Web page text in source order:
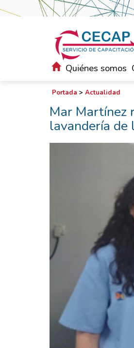
Quiénes somos
Portada > Actualidad
Mar Martínez
lavandería de